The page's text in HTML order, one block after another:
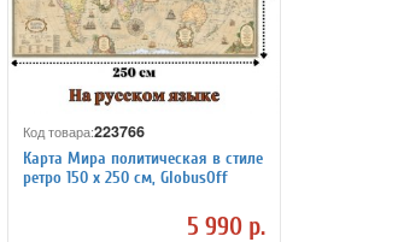
Код товара:223766
Карта Мира политическая в стиле
ретро 150 х 250 см, GlobusOff
5 990 р.